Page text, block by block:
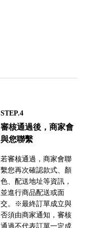
STEP.4
審核通過後，商家會
與您聯繫
若審核通過，商家會聯
繫您再次確認款式、顏
色、配送地址等資訊，
並進行商品配送或面
交。※最終訂單成立與
否須由商家通知，審核
通過不代表訂單一定成